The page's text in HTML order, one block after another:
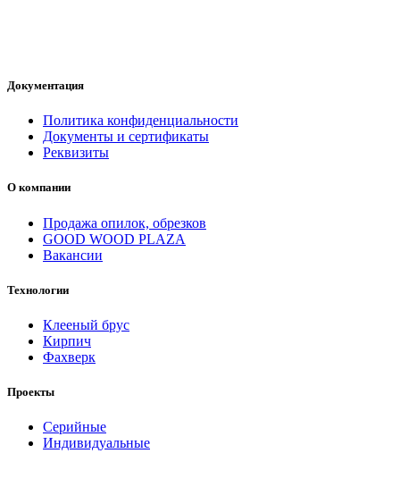
Документация
Политика конфиденциальности
Документы и сертификаты
Реквизиты
О компании
Продажа опилок, обрезков
GOOD WOOD PLAZA
Вакансии
Технологии
Клееный брус
Кирпич
Фахверк
Проекты
Серийные
Индивидуальные